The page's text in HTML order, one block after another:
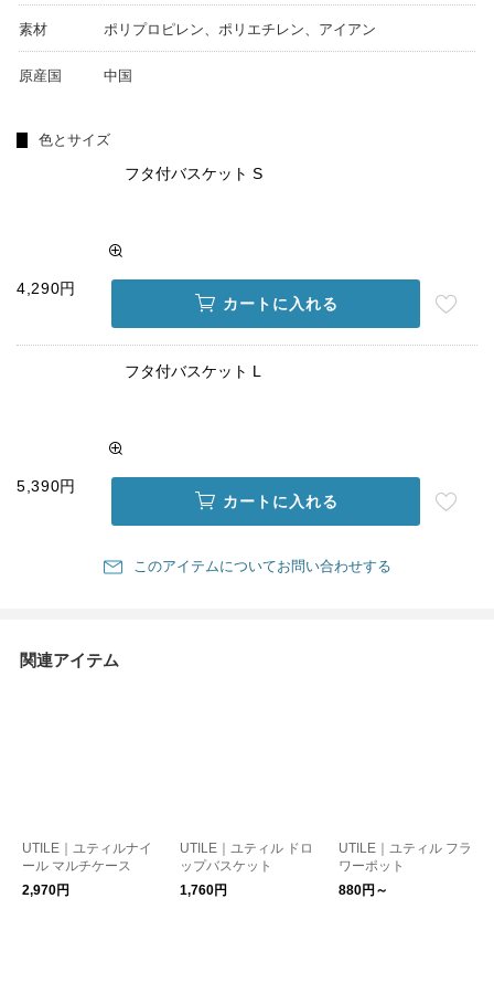
素材 ポリプロピレン、ポリエチレン、アイアン
原産国 中国
色とサイズ
フタ付バスケット S
4,290円
カートに入れる
フタ付バスケット L
5,390円
カートに入れる
このアイテムについてお問い合わせする
関連アイテム
UTILE｜ユティルナイ
ール マルチケース
2,970円
UTILE｜ユティル ドロ
ップバスケット
1,760円
UTILE｜ユティル フラ
ワーポット
880円～